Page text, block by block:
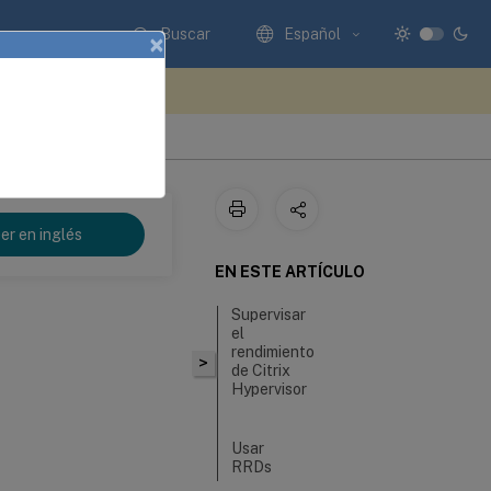
Buscar Español
en inglés
>
EN ESTE ARTÍCULO
Supervisar
el
rendimiento
de Citrix
Hypervisor
Usar
RRDs
×